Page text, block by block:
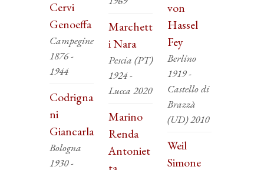
Cervi
Genoeffa
Campegine
1876 -
1944
Codrigna
ni
Giancarla
Bologna
1930 -
Marchett
i Nara
Pescia (PT)
1924 -
Lucca 2020
Marino
Renda
Antoniet
von
Hassel
Fey
Berlino
1919 -
Castello di
Brazzà
(UD) 2010
Weil
Simone